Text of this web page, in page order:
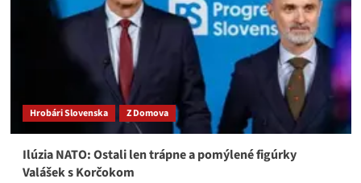
Dubéczi
Chystaná
„protibenešovská“
demonštrácia
Hrobári Slovenska Z Domova
Ilúzia NATO: Ostali len trápne a pomýlené figúrky
Valášek s Korčokom